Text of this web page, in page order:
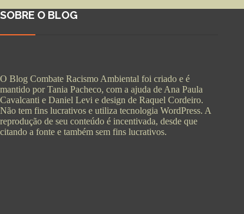
SOBRE O BLOG
O Blog Combate Racismo Ambiental foi criado e é
mantido por Tania Pacheco, com a ajuda de Ana Paula
Cavalcanti e Daniel Levi e design de Raquel Cordeiro.
Não tem fins lucrativos e utiliza tecnologia WordPress. A
reprodução de seu conteúdo é incentivada, desde que
citando a fonte e também sem fins lucrativos.